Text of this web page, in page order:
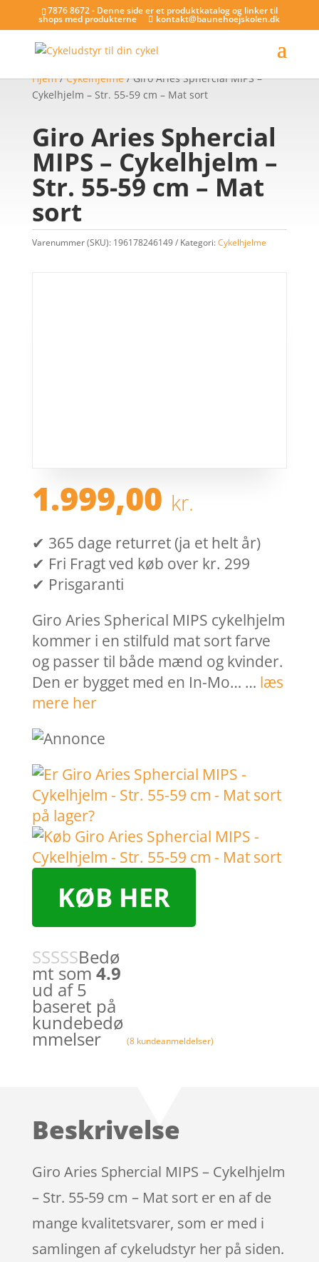
7876 8672 - Denne side er et produktkatalog og linker til
shops med produkterne kontakt@baunehoejskolen.dk
Hjem/Cykelhjelme/ Giro Aries Sphercial MIPS –
Cykelhjelm – Str. 55-59 cm – Mat sort
Giro Aries Sphercial
MIPS – Cykelhjelm –
Str. 55-59 cm – Mat
sort
Varenummer (SKU): 196178246149 Kategori:Cykelhjelme
1.999,00 kr.
✔ 365 dage returret (ja et helt år)
✔ Fri Fragt ved køb over kr. 299
✔ Prisgaranti
Giro Aries Spherical MIPS cykelhjelm
kommer i en stilfuld mat sort farve
og passer til både mænd og kvinder.
Den er bygget med en In-Mo… … læs
mere her
KØB HER
Bedø
mt som 4.9
ud af 5
baseret på
kundebedø
mmelser (8 kundeanmeldelser)
Beskrivelse
Giro Aries Sphercial MIPS – Cykelhjelm
– Str. 55-59 cm – Mat sort er en af de
mange kvalitetsvarer, som er med i
samlingen af cykeludstyr her på siden.